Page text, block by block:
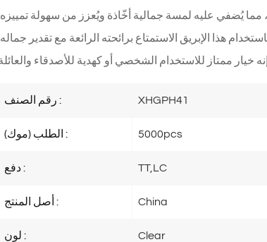
مما يُضفي عليه لمسة جمالية أخّاذة ويُعزز من سهولة تمييزه.
هذا الإبريق الاستمتاع برائحته الرائعة مع تقدير جماله.
رقم الصنف : XHGPH41
الطلب (موك) : 5000pcs
دفع : TT,LC
أصل المنتج : China
لون : Clear